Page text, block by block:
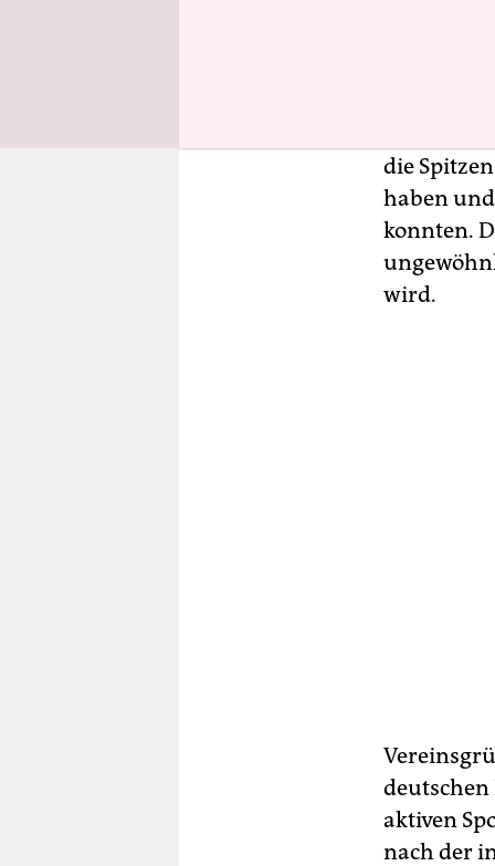
Saison
die
haben
konnten.
wird.
aktiven
nach der